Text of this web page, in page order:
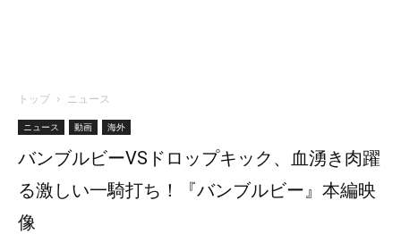
トップ ニュース
ニュース 動画 海外
バンブルビーVSドロップキック、血湧き肉躍
る激しい一騎打ち！『バンブルビー』本編映
像